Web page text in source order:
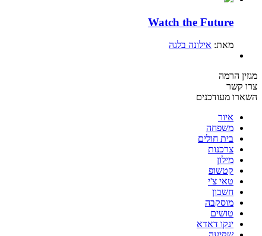
Watch the Future
מאת: אילונה בלגה
מגזין הרמה
צרו קשר
השארו מעודכנים
איור
משפחה
בית חולים
צרכנות
מילון
קטשופ
טאי צ'י
חשבון
מוסקבה
טושים
ינקו דאדא